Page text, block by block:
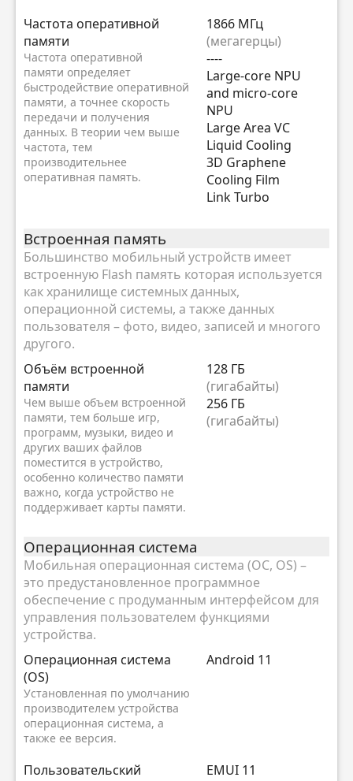
Частота оперативной
памяти
Частота оперативной
памяти определяет
быстродействие оперативной
памяти, а точнее скорость
передачи и получения
данных. В теории чем выше
частота, тем
производительнее
оперативная память.
1866 МГц
(мегагерцы)
----
Large-core NPU
and micro-core
NPU
Large Area VC
Liquid Cooling
3D Graphene
Cooling Film
Link Turbo
Встроенная память
Большинство мобильный устройств имеет
встроенную Flash память которая используется
как хранилище системных данных,
операционной системы, а также данных
пользователя – фото, видео, записей и многого
другого.
Объём встроенной
памяти
Чем выше объем встроенной
памяти, тем больше игр,
программ, музыки, видео и
других ваших файлов
поместится в устройство,
особенно количество памяти
важно, когда устройство не
поддерживает карты памяти.
128 ГБ
(гигабайты)
256 ГБ
(гигабайты)
Oперационная система
Мобильная операционная система (ОС, OS) –
это предустановленное программное
обеспечение с продуманным интерфейсом для
управления пользователем функциями
устройства.
Oперационная система
(OS)
Установленная по умолчанию
производителем устройства
операционная система, а
также ее версия.
Android 11
Пользовательский
EMUI 11